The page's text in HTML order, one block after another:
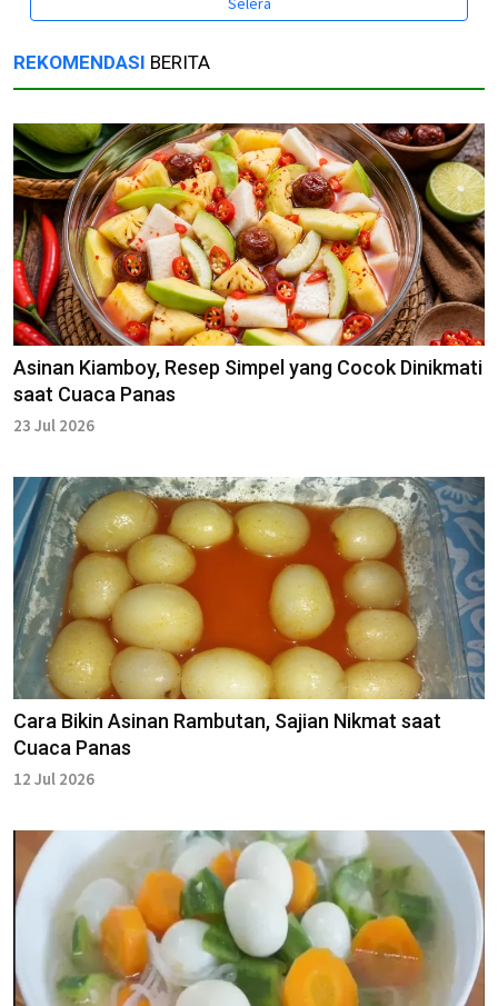
REKOMENDASI BERITA
Asinan Kiamboy, Resep Simpel yang Cocok Dinikmati
saat Cuaca Panas
23 Jul 2026
Cara Bikin Asinan Rambutan, Sajian Nikmat saat
Cuaca Panas
12 Jul 2026